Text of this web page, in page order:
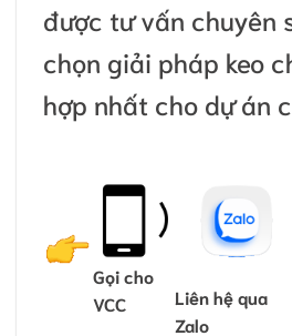
được tư vấn chuyên
chọn giải pháp keo
hợp nhất cho dự án
Gọi cho
VCC
Liên hệ qua
Zalo